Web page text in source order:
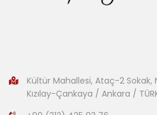
Kültür Mahallesi, Ataç-2 Sokak,
Kızılay-Çankaya / Ankara /